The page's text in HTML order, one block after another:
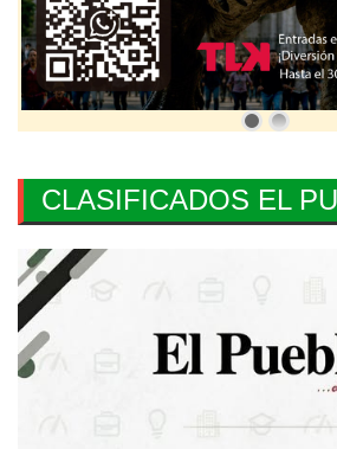
CLASIFICADOS EL